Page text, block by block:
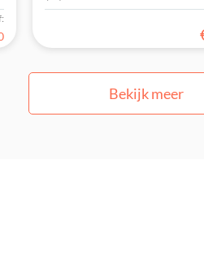
Bekijk meer